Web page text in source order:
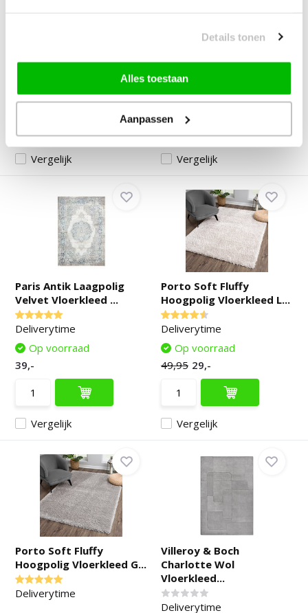
Details tonen
Alles toestaan
Aanpassen
Deliverytime
Vergelijk
44,90 39,90
Emotion | Hoogpolig | ...
Deliverytime
Vergelijk
Niet op voorraad
49,- 19,95
Paris Antik Laagpolig
Velvet Vloerkleed ...
Deliverytime
Vergelijk
Op voorraad
39,-
Porto Soft Fluffy
Hoogpolig Vloerkleed L...
Deliverytime
Vergelijk
Op voorraad
49,95 29,-
Porto Soft Fluffy
Hoogpolig Vloerkleed G...
Deliverytime
Villeroy & Boch
Charlotte Wol
Vloerkleed...
Deliverytime